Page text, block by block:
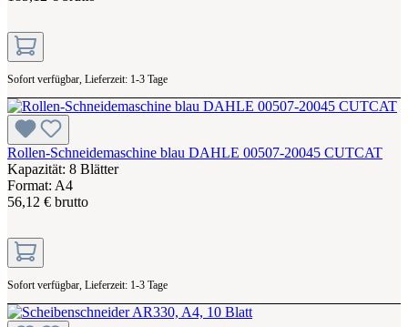
Sofort verfügbar, Lieferzeit: 1-3 Tage
Rollen-Schneidemaschine blau DAHLE 00507-20045 CUTCAT
Kapazität: 8 Blätter
Format: A4
56,12 € brutto
Sofort verfügbar, Lieferzeit: 1-3 Tage